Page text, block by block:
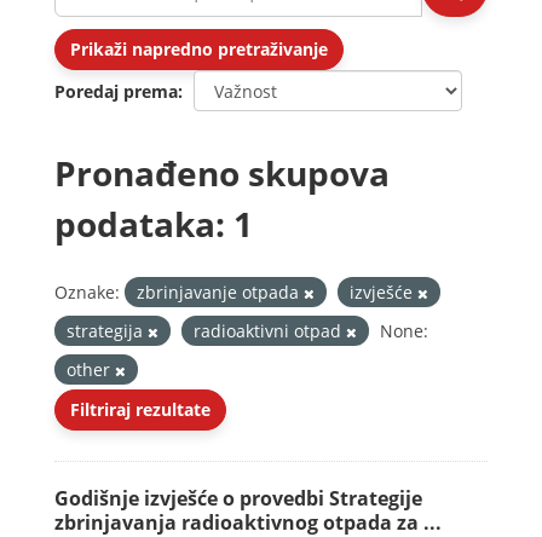
Prikaži napredno pretraživanje
Poredaj prema
Pronađeno skupova
podataka: 1
Oznake: zbrinjavanje otpada
izvješće
strategija
radioaktivni otpad
None:
other
Filtriraj rezultate
Godišnje izvješće o provedbi Strategije
zbrinjavanja radioaktivnog otpada za ...